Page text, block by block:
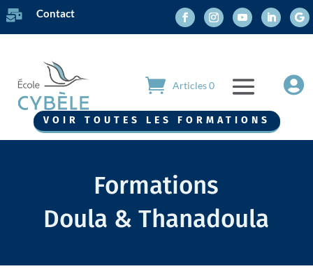
 Contact
Articles 0 
VOIR TOUTES LES FORMATIONS
Formations
Doula & Thanadoula